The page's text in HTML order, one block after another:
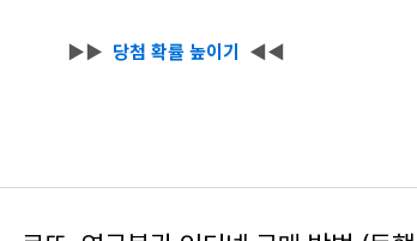
▶▶ 당첨 확률 높이기 ◀◀